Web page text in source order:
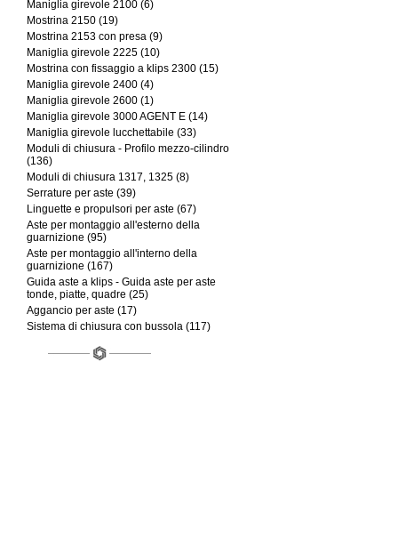
Maniglia girevole 2100 (6)
Mostrina 2150 (19)
Mostrina 2153 con presa (9)
Maniglia girevole 2225 (10)
Mostrina con fissaggio a klips 2300 (15)
Maniglia girevole 2400 (4)
Maniglia girevole 2600 (1)
Maniglia girevole 3000 AGENT E (14)
Maniglia girevole lucchettabile (33)
Moduli di chiusura - Profilo mezzo-cilindro
(136)
Moduli di chiusura 1317, 1325 (8)
Serrature per aste (39)
Linguette e propulsori per aste (67)
Aste per montaggio all'esterno della
guarnizione (95)
Aste per montaggio all'interno della
guarnizione (167)
Guida aste a klips - Guida aste per aste
tonde, piatte, quadre (25)
Aggancio per aste (17)
Sistema di chiusura con bussola (117)